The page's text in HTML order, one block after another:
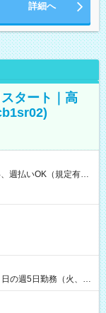
詳細へ
タート｜高
の週5日勤務（火、水
暇有り！） ・ワンシ